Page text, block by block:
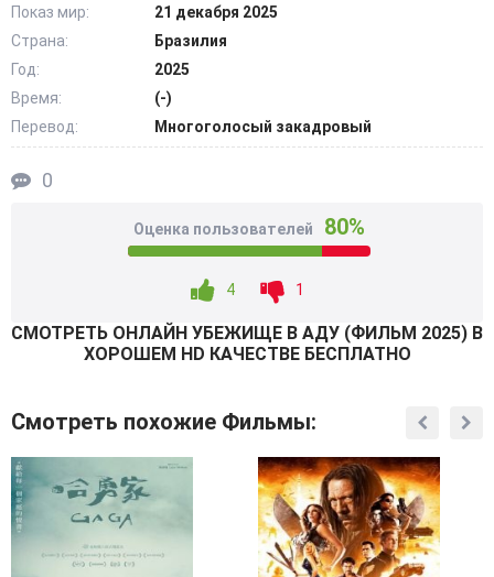
отцовская связь, которая заменяет обоим семью. Но
оторваться от погони так просто не выходит:
многочисленные преследователи в итоге загоняют
израненного мужчину на край скалистого обрыва,
наглухо отрезая все пути к отступлению. @Filmix.fan
Показ мир:
21 декабря 2025
Страна:
Бразилия
Год:
2025
Время:
(-)
Перевод:
Многоголосый закадровый
0
Оценка пользователей 80%
4 1
СМОТРEТЬ ОНЛАЙН УБЕЖИЩЕ В АДУ (ФИЛЬМ 2025) В
ХОРОШЕМ HD КАЧЕСТВЕ БЕСПЛАТНО
Смотреть похожие Фильмы: